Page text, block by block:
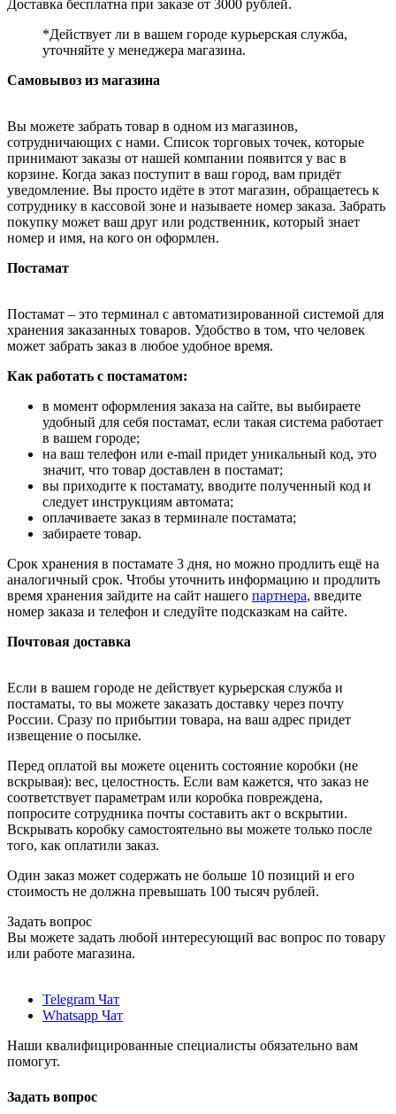
Доставка бесплатна при заказе от 3000 рублей.
*Действует ли в вашем городе курьерская служба,
уточняйте у менеджера магазина.
Самовывоз из магазина
Вы можете забрать товар в одном из магазинов,
сотрудничающих с нами. Список торговых точек, которые
принимают заказы от нашей компании появится у вас в
корзине. Когда заказ поступит в ваш город, вам придёт
уведомление. Вы просто идёте в этот магазин, обращаетесь к
сотруднику в кассовой зоне и называете номер заказа. Забрать
покупку может ваш друг или родственник, который знает
номер и имя, на кого он оформлен.
Постамат
Постамат – это терминал с автоматизированной системой для
хранения заказанных товаров. Удобство в том, что человек
может забрать заказ в любое удобное время.
Как работать с постаматом:
в момент оформления заказа на сайте, вы выбираете
удобный для себя постамат, если такая система работает
в вашем городе;
на ваш телефон или e-mail придет уникальный код, это
значит, что товар доставлен в постамат;
вы приходите к постамату, вводите полученный код и
следует инструкциям автомата;
оплачиваете заказ в терминале постамата;
забираете товар.
Срок хранения в постамате 3 дня, но можно продлить ещё на
аналогичный срок. Чтобы уточнить информацию и продлить
время хранения зайдите на сайт нашего партнера, введите
номер заказа и телефон и следуйте подсказкам на сайте.
Почтовая доставка
Если в вашем городе не действует курьерская служба и
постаматы, то вы можете заказать доставку через почту
России. Сразу по прибытии товара, на ваш адрес придет
извещение о посылке.
Перед оплатой вы можете оценить состояние коробки (не
вскрывая): вес, целостность. Если вам кажется, что заказ не
соответствует параметрам или коробка повреждена,
попросите сотрудника почты составить акт о вскрытии.
Вскрывать коробку самостоятельно вы можете только после
того, как оплатили заказ.
Один заказ может содержать не больше 10 позиций и его
стоимость не должна превышать 100 тысяч рублей.
Задать вопрос
Вы можете задать любой интересующий вас вопрос по товару
или работе магазина.
Telegram Чат
Whatsapp Чат
Наши квалифицированные специалисты обязательно вам
помогут.
Задать вопрос